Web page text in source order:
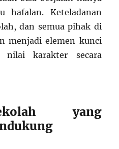
hafalan. Keteladanan
dan semua pihak di
menjadi elemen kunci
nilai karakter secara
yang